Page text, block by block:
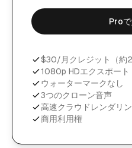
Pro
$30/月クレジット（約
1080p HDエクスポート
ウォーターマークなし
3つのクローン音声
高速クラウドレンダリ
商用利用権